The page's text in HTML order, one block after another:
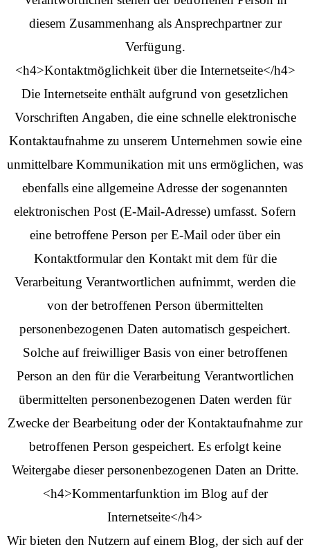
diesem Zusammenhang als Ansprechpartner zur
Verfügung.
<h4>Kontaktmöglichkeit über die Internetseite</h4>
Die Internetseite enthält aufgrund von gesetzlichen
Vorschriften Angaben, die eine schnelle elektronische
Kontaktaufnahme zu unserem Unternehmen sowie eine
unmittelbare Kommunikation mit uns ermöglichen, was
ebenfalls eine allgemeine Adresse der sogenannten
elektronischen Post (E-Mail-Adresse) umfasst. Sofern
eine betroffene Person per E-Mail oder über ein
Kontaktformular den Kontakt mit dem für die
Verarbeitung Verantwortlichen aufnimmt, werden die
von der betroffenen Person übermittelten
personenbezogenen Daten automatisch gespeichert.
Solche auf freiwilliger Basis von einer betroffenen
Person an den für die Verarbeitung Verantwortlichen
übermittelten personenbezogenen Daten werden für
Zwecke der Bearbeitung oder der Kontaktaufnahme zur
betroffenen Person gespeichert. Es erfolgt keine
Weitergabe dieser personenbezogenen Daten an Dritte.
<h4>Kommentarfunktion im Blog auf der
Internetseite</h4>
Wir bieten den Nutzern auf einem Blog, der sich auf der